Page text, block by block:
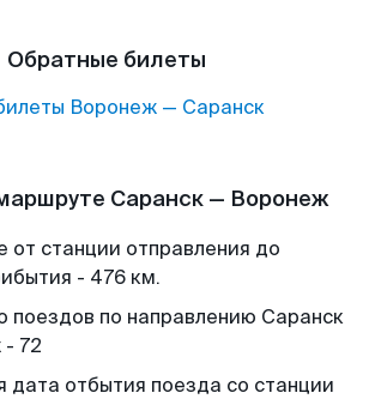
Обратные билеты
Воронеж— Саранск
Саранск — Воронеж
от станции отправления до
- 476 км.
поездов по направлению Саранск
72
отбытия поезда со станции